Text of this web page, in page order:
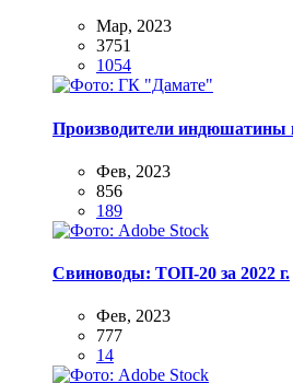
Мар, 2023
3751
1054
Производители индюшатины
Фев, 2023
856
189
Свиноводы: ТОП-20 за 2022 г.
Фев, 2023
777
14